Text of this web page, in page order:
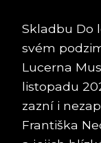
Skladbu Do
svém
Lucerna
listopadu
zazní i
Františka